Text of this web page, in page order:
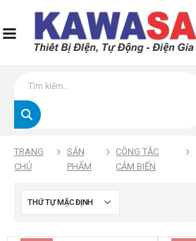
TRANG
CHỦ
SẢN
PHẨM
CÔNG TẮC
CẢM BIẾN